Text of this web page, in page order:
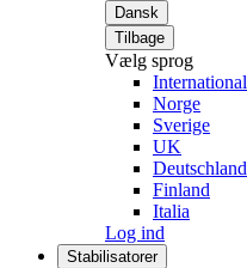
Dansk
Tilbage
Vælg sprog
International
Norge
Sverige
UK
Deutschland
Finland
Italia
Log ind
Stabilisatorer